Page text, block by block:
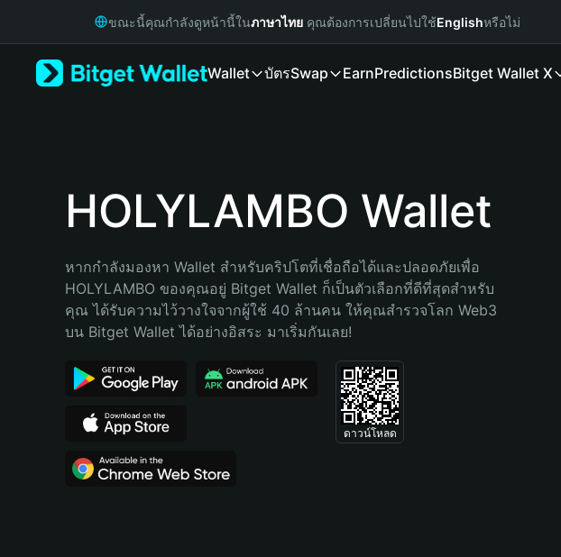
Русский
Bahasa Indonesia
Português (Brasil)
ขณะนี้คุณกำลังดูหน้านี้ในภาษาไทย คุณต้องการเปลี่ยนไปใช้Englishหรือไม่
Wallet บัตรSwap EarnPredictionsBitget Wallet X
HOLYLAMBO Wallet
หากกำลังมองหา Wallet สำหรับคริปโตที่เชื่อถือได้และปลอดภัยเพื่อ
HOLYLAMBO ของคุณอยู่ Bitget Wallet ก็เป็นตัวเลือกที่ดีที่สุดสำหรับ
คุณ ได้รับความไว้วางใจจากผู้ใช้ 40 ล้านคน ให้คุณสำรวจโลก Web3
บน Bitget Wallet ได้อย่างอิสระ มาเริ่มกันเลย!
ดาวน์โหลด